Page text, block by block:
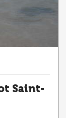
Saint-